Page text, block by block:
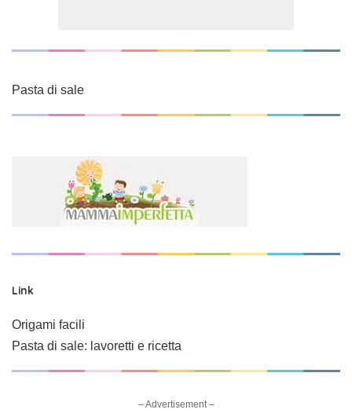
Pasta di sale
Link
Origami facili
Pasta di sale: lavoretti e ricetta
– Advertisement –